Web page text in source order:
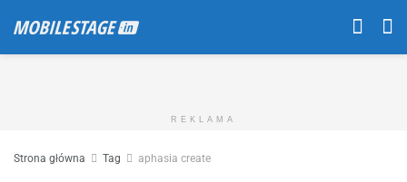
REKLAMA
Strona główna Tag aphasia create